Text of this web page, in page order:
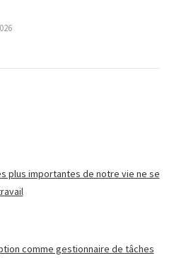
plus importantes de notre vie ne se
comme gestionnaire de tâches